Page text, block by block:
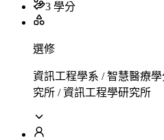
3 學分
選修
資訊工程學系 / 智慧醫療
究所 / 資訊工程學研究所